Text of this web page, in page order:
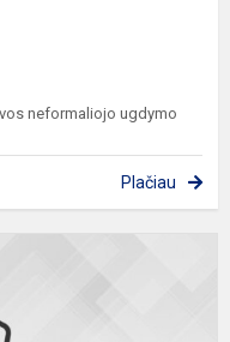
neformaliojo ugdymo
Plačiau